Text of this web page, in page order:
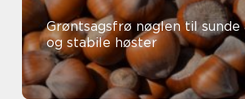
Grøntsagsfrø nøglen til sunde afgrøder
og stabile høster